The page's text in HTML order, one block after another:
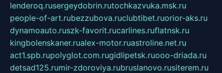
lenderoq.rusergeydobrin.rutochkazvuka.msk.ru
people-of-art.rubezzubova.ruclubtibet.ruorior-aks.ru
dynamoauto.ruszk-favorit.rucarlines.ruflatnsk.ru
kingbolenskaner.rualex-motor.ruastroline.net.ru
act1.spb.rupolyglot.com.rugidlipetsk.ruooo-driada.ru
detsad125.rumir-zdoroviya.rubruslanovo.rusiterem.ru